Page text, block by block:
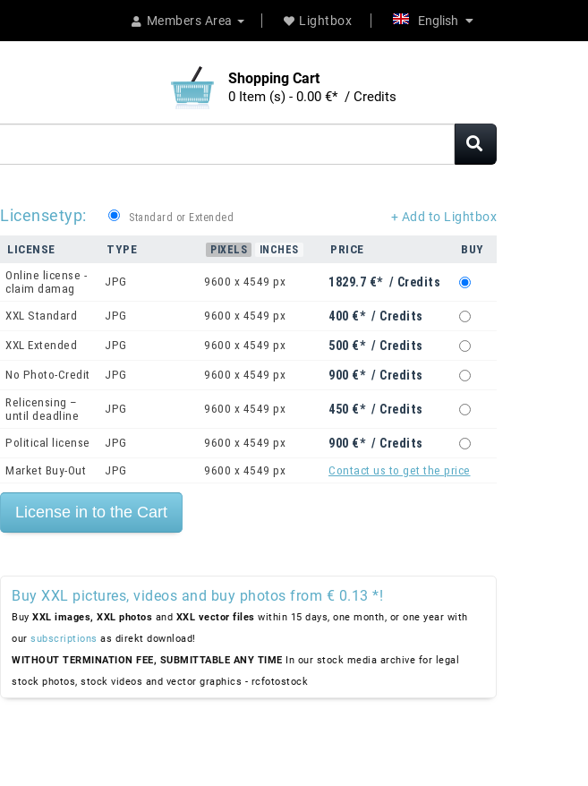
Members Area Lightbox English
Shopping Cart
0 Item (s) - 0.00 €* / Credits
+ Add to Lightbox
Licensetyp: Standard or Extended
LICENSE TYPE PIXELS INCHES PRICE
BUY
Online license -
claim damag
JPG 9600 x 4549 px 1829.7 €* / Credits
XXL Standard JPG 9600 x 4549 px 400 €* / Credits
XXL Extended JPG 9600 x 4549 px 500 €* / Credits
No Photo-Credit JPG 9600 x 4549 px 900 €* / Credits
Relicensing –
until deadline
JPG 9600 x 4549 px 450 €* / Credits
Political license JPG 9600 x 4549 px 900 €* / Credits
Market Buy-Out JPG 9600 x 4549 px Contact us to get the price
Buy XXL pictures, videos and buy photos from € 0.13 *!
Buy XXL images, XXL photos and XXL vector files within 15 days, one month, or one year with
our subscriptions as direkt download!
WITHOUT TERMINATION FEE, SUBMITTABLE ANY TIME In our stock media archive for legal
stock photos, stock videos and vector graphics - rcfotostock